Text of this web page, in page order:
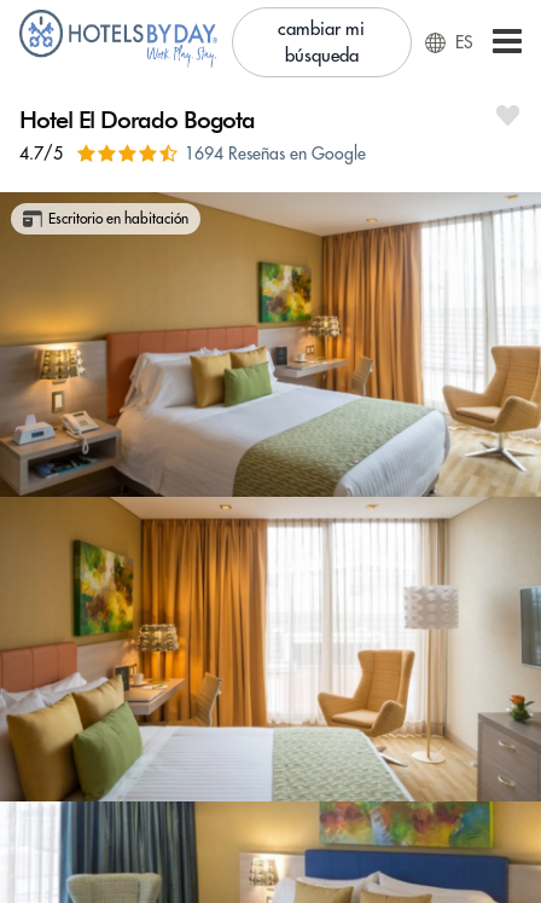
cambiar mi
búsqueda
ES
Hotel El Dorado Bogota
4.7/5 1694 Reseñas en Google
Escritorio en habitación